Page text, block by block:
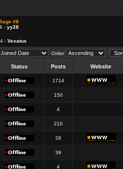
#8
- yy28
- Vexatus
Order
Status Posts Website
1714
150
4
210
26
39
4